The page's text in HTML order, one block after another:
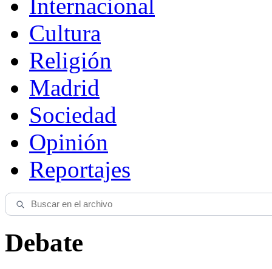
Internacional
Cultura
Religión
Madrid
Sociedad
Opinión
Reportajes
Debate